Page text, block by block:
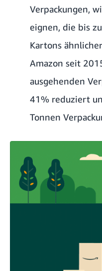
Verpackungen,
eignen, die bis
Kartons
Amazon seit
ausgehenden
41% reduziert
Tonnen